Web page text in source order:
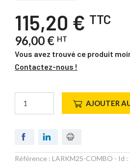
115,20 € TTC
96,00 € HT
Vous avez trouvé ce produit
Contactez-nous !
AJOUTER
Référence : LARKM2S-COMBO - Id :